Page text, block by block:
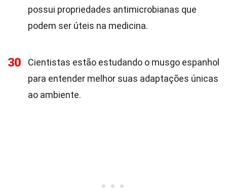
possui propriedades antimicrobianas que
podem ser úteis na medicina.
30
Cientistas estão estudando o musgo espanhol
para entender melhor suas adaptações únicas
ao ambiente.